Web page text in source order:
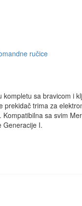
ručice
sa bravicom i
trima za
sa svim
Generacije I.